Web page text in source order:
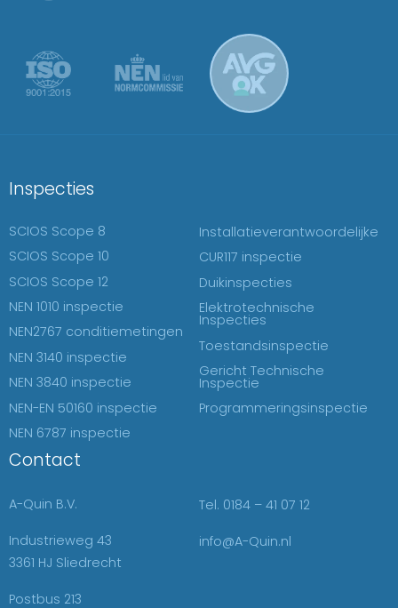
Inspecties
SCIOS Scope 8
SCIOS Scope 10
SCIOS Scope 12
NEN 1010 inspectie
NEN2767 conditiemetingen
NEN 3140 inspectie
NEN 3840 inspectie
NEN-EN 50160 inspectie
NEN 6787 inspectie
Installatieverantwoordelijke
CUR117 inspectie
Duikinspecties
Elektrotechnische
Inspecties
Toestandsinspectie
Gericht Technische
Inspectie
Programmeringsinspectie
Contact
A-Quin B.V.
Industrieweg 43
3361 HJ Sliedrecht
Postbus 213
Tel. 0184 – 41 07 12
info@A-Quin.nl